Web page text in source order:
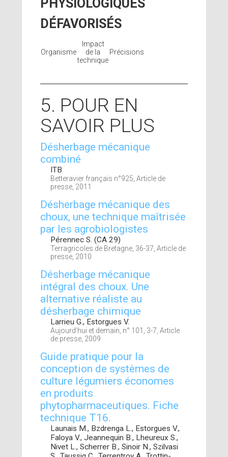
PHYSIOLOGIQUES
DÉFAVORISÉS
Organisme
Impact
de la
technique
Précisions
5. POUR EN
SAVOIR PLUS
Désherbage mécanique
combiné
ITB
Betteravier français n°925, Article de
presse, 2011
Désherbage mécanique des
choux, une technique maîtrisée
par les agrobiologistes
Pérennec S. (CA 29)
Terragricoles de Bretagne, 36-37, Article de
presse, 2010
Désherbage mécanique
intégral des choux. Une
alternative réaliste au
désherbage chimique
Larrieu G., Estorgues V.
Aujourd’hui et demain, n° 101, 3-7, Article
de presse, 2009
Guide pratique pour la
conception de systèmes de
culture légumiers économes
en produits
phytopharmaceutiques. Fiche
technique T16.
Launais M., Bzdrenga L., Estorgues V.,
Faloya V., Jeannequin B., Lheureux S.,
Nivet L., Scherrer B., Sinoir N., Szilvasi